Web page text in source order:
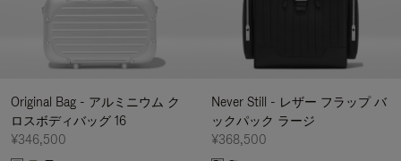
Original Bag - アルミニウム ク
ロスボディバッグ 16
¥346,500
Never Still - レザー フラップ バ
ックパック ラージ
¥368,500